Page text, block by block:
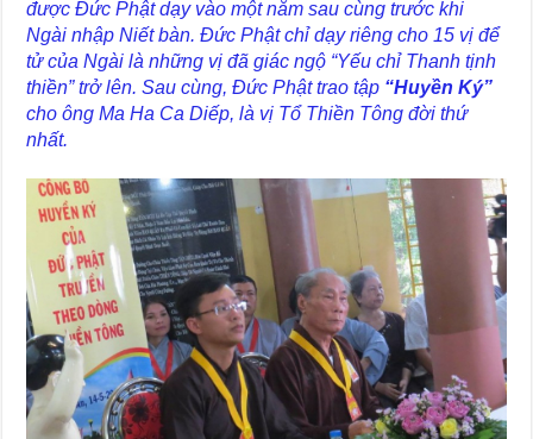
được Đức Phật dạy vào một năm sau cùng trước khi
Ngài nhập Niết bàn. Đức Phật chỉ dạy riêng cho 15 vị để
tử của Ngài là những vị đã giác ngộ “Yếu chỉ Thanh tịnh
thiền” trở lên. Sau cùng, Đức Phật trao tập “Huyền Ký”
cho ông Ma Ha Ca Diếp, là vị Tổ Thiền Tông đời thứ
nhất.